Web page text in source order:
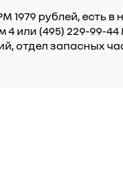
1979 рублей, есть
или (495) 229-99-
отдел запасных